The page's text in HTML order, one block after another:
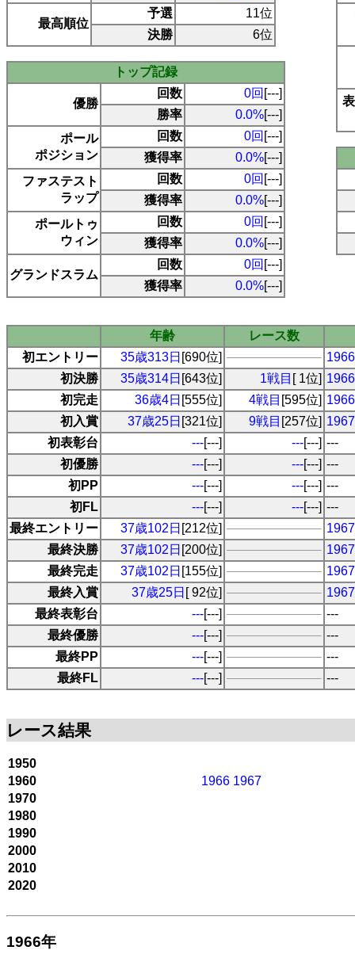
最高順位
予選
11位
決勝
6位
トップ記録
優勝
回数 0回 [---]
勝率
0.0%[---]
ポール
ポジション
回数 0回 [---]
獲得率
0.0%[---]
ファステスト
ラップ
回数 0回 [---]
獲得率
0.0%[---]
ポールトゥ
ウィン
回数 0回 [---]
獲得率
0.0%[---]
グランドスラム
回数 0回 [---]
獲得率
0.0%[---]
年齢
レース数
初エントリー
35歳313日 [690位]
初決勝
35歳314日 [643位] 1戦目 [ 1位]
初完走
36歳4日 [555位] 4戦目 [595位]
初入賞
37歳25日 [321位] 9戦目 [257位]
初表彰台
---[---] ---[---] ---
初優勝
---[---] ---[---] ---
初PP
---[---] ---[---] ---
初FL
---[---] ---[---] ---
最終エントリー
37歳102日 [212位]
最終決勝
37歳102日 [200位]
最終完走
37歳102日 [155位]
最終入賞
37歳25日 [ 92位]
最終表彰台
---[---]
---
最終優勝
---[---]
---
最終PP
---[---]
---
最終FL
---[---] ---
レース結果
1950
1960
1966 1967
1970
1980
1990
2000
2010
2020
1966年